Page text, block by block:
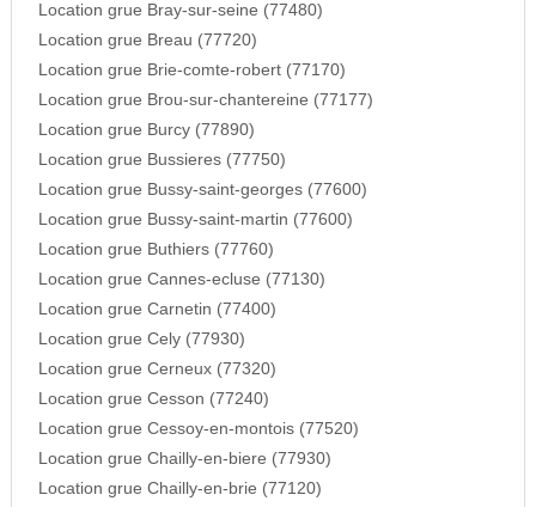
Location grue Bray-sur-seine (77480)
Location grue Breau (77720)
Location grue Brie-comte-robert (77170)
Location grue Brou-sur-chantereine (77177)
Location grue Burcy (77890)
Location grue Bussieres (77750)
Location grue Bussy-saint-georges (77600)
Location grue Bussy-saint-martin (77600)
Location grue Buthiers (77760)
Location grue Cannes-ecluse (77130)
Location grue Carnetin (77400)
Location grue Cely (77930)
Location grue Cerneux (77320)
Location grue Cesson (77240)
Location grue Cessoy-en-montois (77520)
Location grue Chailly-en-biere (77930)
Location grue Chailly-en-brie (77120)